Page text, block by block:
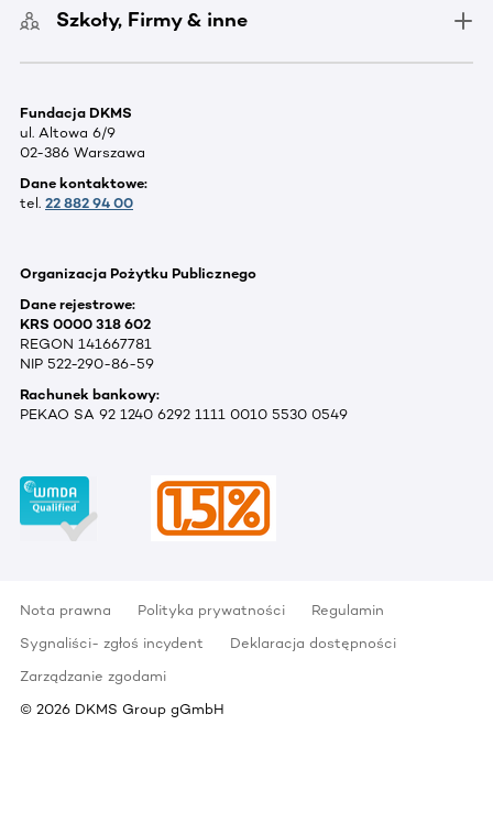
Szkoły, Firmy & inne
Fundacja DKMS
ul. Altowa 6/9
02-386 Warszawa
Dane kontaktowe:
tel. 22 882 94 00
Organizacja Pożytku Publicznego
Dane rejestrowe:
KRS 0000 318 602
REGON 141667781
NIP 522-290-86-59
Rachunek bankowy:
PEKAO SA 92 1240 6292 1111 0010 5530 0549
Nota prawna Polityka prywatności
Regulamin
Sygnaliści- zgłoś incydent
Deklaracja dostępności
Zarządzanie zgodami
© 2026 DKMS Group gGmbH